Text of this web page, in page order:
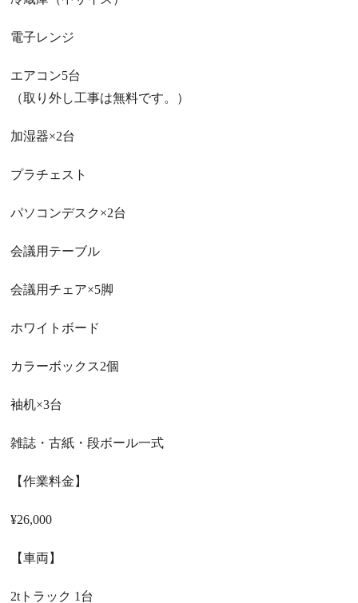
電子レンジ
エアコン5台
（取り外し工事は無料です。）
加湿器×2台
プラチェスト
パソコンデスク ×2台
会議用テーブル
会議用チェア×5脚
ホワイトボード
カラーボックス2個
袖机×3台
雑誌・古紙・段ボール一式
【作業料金】
¥26,000
【車両】
2tトラック 1 台